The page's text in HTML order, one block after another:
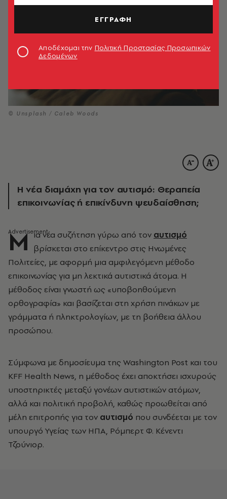
© Unsplash / Caleb Woods
Η νέα διαμάχη για τον αυτισμό: Θεραπεία
επικοινωνίας ή επικίνδυνη ψευδαίσθηση;
Μ ια νέα συζήτηση γύρω από τον αυτισμό
βρίσκεται στο επίκεντρο στις Ηνωμένες
Πολιτείες, με αφορμή μια αμφιλεγόμενη μέθοδο
επικοινωνίας για μη λεκτικά αυτιστικά άτομα. Η
μέθοδος είναι γνωστή ως «υποβοηθούμενη
ορθογραφία» και βασίζεται στη χρήση πινάκων με
γράμματα ή πληκτρολογίων, με τη βοήθεια άλλου
προσώπου.
Σύμφωνα με δημοσίευμα της Washington Post και του
KFF Health News, η μέθοδος έχει αποκτήσει ισχυρούς
υποστηρικτές μεταξύ γονέων αυτιστικών ατόμων,
αλλά και πολιτική προβολή, καθώς προωθείται από
μέλη επιτροπής για τον αυτισμό που συνδέεται με τον
υπουργό Υγείας των ΗΠΑ, Ρόμπερτ Φ. Κένεντι
Τζούνιορ.
ΕΓΓΡΑΦΗ
Αποδέχομαι την Πολιτική Προστασίας Προσωπικών
Δεδομένων